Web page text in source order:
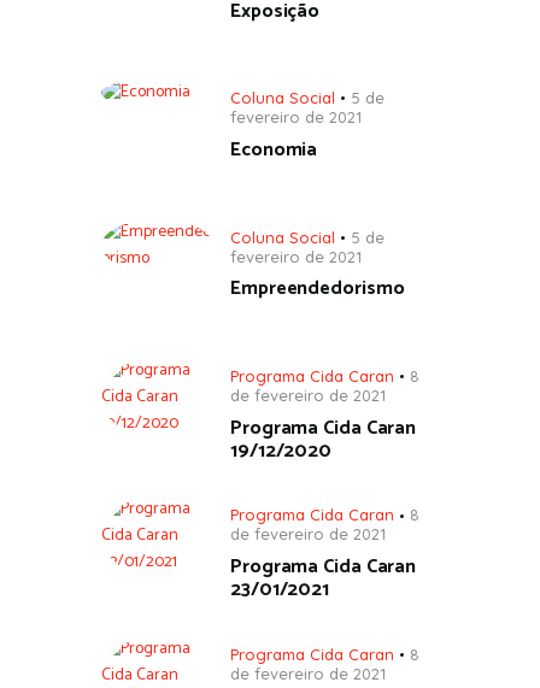
Exposição
Coluna Social
5 de
fevereiro de 2021
Economia
Coluna Social
5 de
fevereiro de 2021
Empreendedorismo
Programa Cida Caran
8
de fevereiro de 2021
Programa Cida Caran
19/12/2020
Programa Cida Caran
8
de fevereiro de 2021
Programa Cida Caran
23/01/2021
Programa Cida Caran
8
de fevereiro de 2021